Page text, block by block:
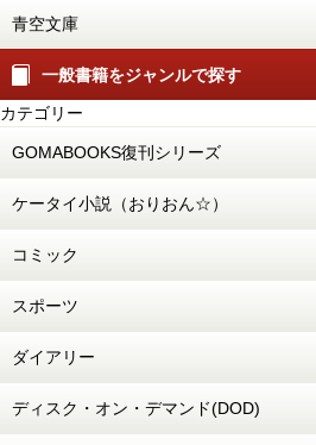
青空文庫
一般書籍をジャンルで探す
カテゴリー
GOMABOOKS復刊シリーズ
ケータイ小説（おりおん☆）
コミック
スポーツ
ダイアリー
ディスク・オン・デマンド(DOD)